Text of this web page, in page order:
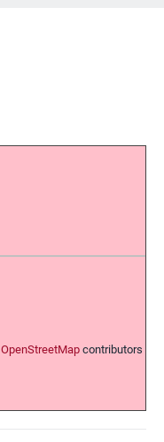
OpenStreetMap contributors